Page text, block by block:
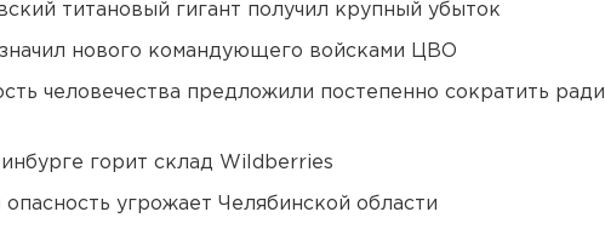
титановый гигант получил крупный убыток
нового командующего войсками ЦВО
человечества предложили постепенно сократить ради
горит склад Wildberries
опасность угрожает Челябинской области